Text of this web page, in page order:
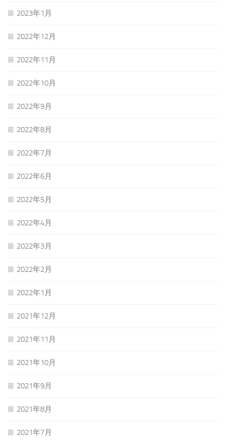
2023年1月
2022年12月
2022年11月
2022年10月
2022年9月
2022年8月
2022年7月
2022年6月
2022年5月
2022年4月
2022年3月
2022年2月
2022年1月
2021年12月
2021年11月
2021年10月
2021年9月
2021年8月
2021年7月